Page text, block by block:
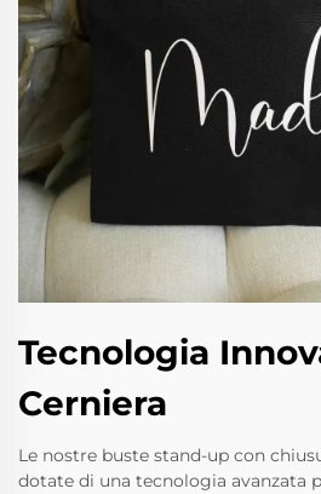
Tecnologia
Cerniera
Le nostre buste stand-up con
dotate di una tecnologia avanzata